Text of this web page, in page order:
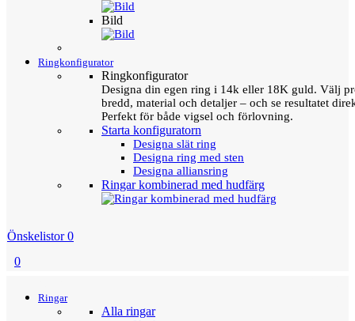
Bild
Ringkonfigurator
Ringkonfigurator
Designa din egen ring i 14k eller 18K guld. Välj
bredd, material och detaljer – och se resultatet
Perfekt för både vigsel och förlovning.
Starta konfiguratorn
Designa slät ring
Designa ring med sten
Designa alliansring
Ringar kombinerad med hudfärg
Önskelistor 0
0
Ringar
Alla ringar